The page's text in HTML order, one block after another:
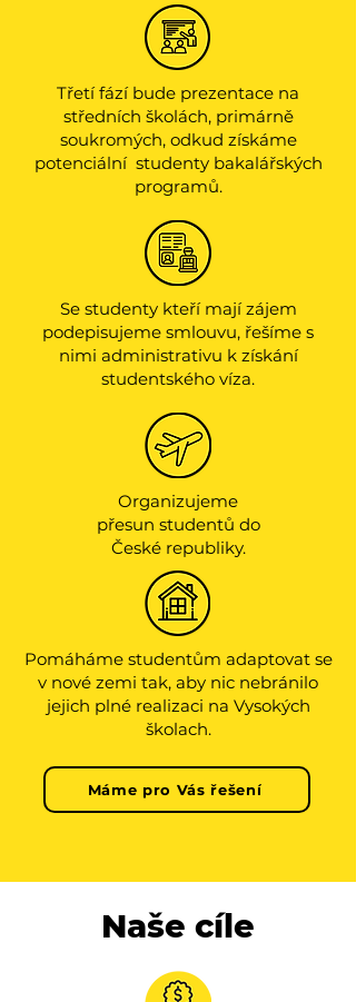
Třetí fází bude prezentace na
středních školách, primárně
soukromých, odkud získáme
potenciální studenty bakalářských
programů.
Se studenty kteří mají zájem
podepisujeme smlouvu, řešíme s
nimi administrativu k získání
studentského víza.
Organizujeme
přesun studentů do
České republiky.
Pomáháme studentům adaptovat se
v nové zemi tak, aby nic nebránilo
jejich plné realizaci na Vysokých
školach.
Máme pro Vás řešení
Naše cíle